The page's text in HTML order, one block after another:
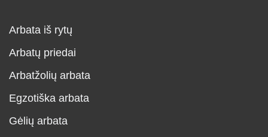
Arbata iš rytų
Arbatų priedai
Arbatžolių arbata
Egzotiška arbata
Gėlių arbata